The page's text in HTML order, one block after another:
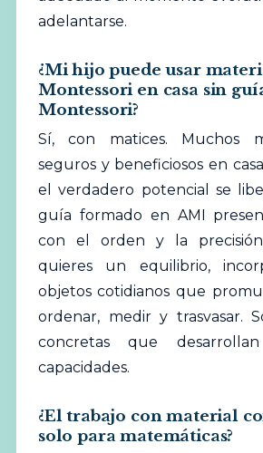
adelantarse.
¿Mi hijo puede usar
Montessori en casa sin
Montessori?
Sí, con matices. Muchos
seguros y beneficiosos en
el verdadero potencial se
guía formado en AMI
con el orden y la precisión
quieres un equilibrio,
objetos cotidianos que
ordenar, medir y trasvasar.
concretas que
capacidades.
¿El trabajo con material
solo para matemáticas?